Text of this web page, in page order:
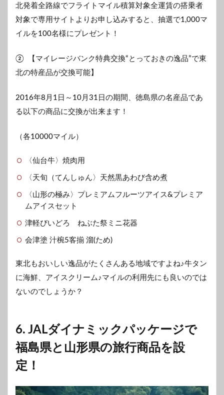
北発着全路線でフライトマイル積算対象全運賃の搭乗者
対象で専用サイトよりお申し込みすると、抽選で1,000マ
イルを100名様にプレゼント！
② 【マイレージバンク特典交換“とっておきの逸品”で東
北の特産品が交換可能】
2016年8月1日～10月31日の期間、徳島県の名産品であ
る以下の商品に交換が出来ます！
（各10000マイル）
〈仙台牛〉焼肉用
〈天旬（てんしゅん〉天然黒あわび含め煮
〈山形の極み〉プレミアムフルーツアイス&プレミア
ムアイスセット
津軽びいどろ ねぶた祭ミニ花器
会津塗 汁椀5客揃 溜(ため)
東北もおいしい逸品がたくさんある地域ですよね♪牛タン
に海鮮、アイスクリーム♪マイルの利用先にも良いのでは
ないのでしょうか？
6. JALダイナミックパッケージで
福島県と山形県の旅行商品を設
定！